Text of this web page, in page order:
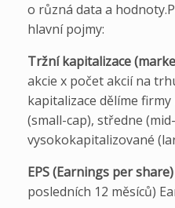
o různá data a
hlavní pojmy:
Tržní kapitalizace
akcie x počet akcií na
kapitalizace dělíme
(small-cap), středne
vysokokapitalizované
EPS (Earnings per share)
posledních 12 měsíců)